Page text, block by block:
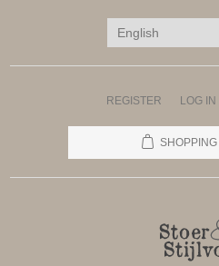
REGISTER LOG IN